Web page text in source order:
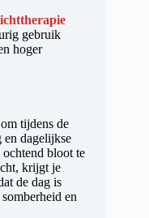
gebruik
hoger
tijdens de
en dagelijkse
bloot te
krijgt je
de dag is
en